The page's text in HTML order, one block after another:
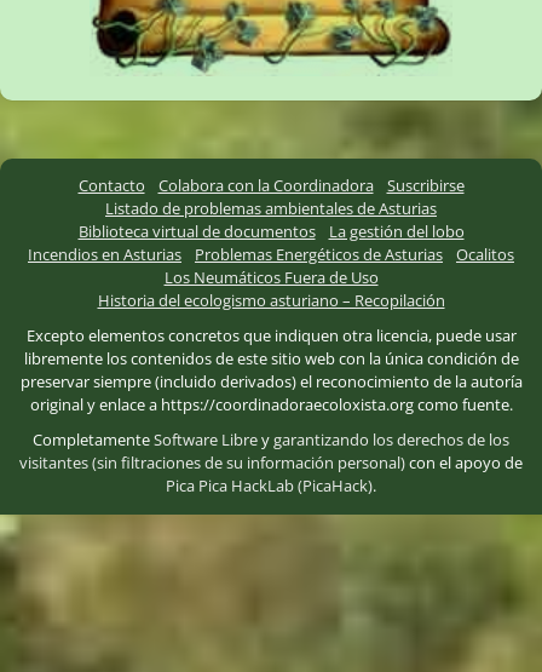
Contacto Colabora con la Coordinadora
Suscribirse
Listado de problemas ambientales de Asturias
Biblioteca virtual de documentos
La gestión del lobo
Incendios en Asturias
Problemas Energéticos de Asturias
Ocalitos
Los Neumáticos Fuera de Uso
Historia del ecologismo asturiano – Recopilación
Excepto elementos concretos que indiquen otra licencia, puede usar
libremente los contenidos de este sitio web con la única condición de
preservar siempre (incluido derivados) el reconocimiento de la autoría
original y enlace a https://coordinadoraecoloxista.org como fuente.
CompletamenteSoftware Libreygarantizando los derechos de los
visitantes (sin filtraciones de su información personal)con el apoyo de
Pica Pica HackLab (PicaHack).